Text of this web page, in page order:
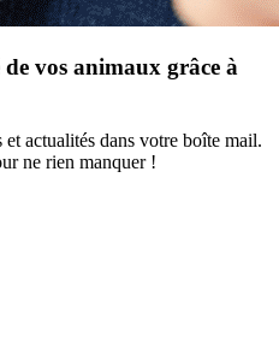
de vos animaux grâce à
actualités dans votre boîte mail.
ne rien manquer !